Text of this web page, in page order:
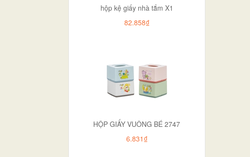
hộp kệ giấy nhà tắm X1
82.858₫
HỘP GIẤY VUÔNG BÉ 2747
6.831₫